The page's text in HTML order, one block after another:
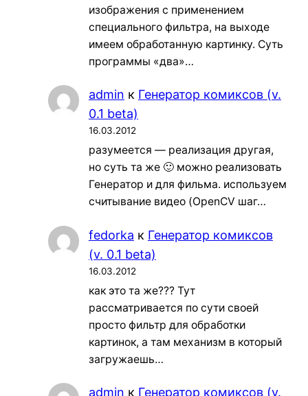
изображения с применением
специального фильтра, на выходе
имеем обработанную картинку. Суть
программы «два»…
admin к Генератор комиксов (v.
0.1 beta)
16.03.2012
разумеется — реализация другая,
но суть та же 🙂 можно реализовать
Генератор и для фильма. используем
считывание видео (OpenCV шаг…
fedorka к Генератор комиксов
(v. 0.1 beta)
16.03.2012
как это та же??? Тут
рассматривается по сути своей
просто фильтр для обработки
картинок, а там механизм в который
загружаешь…
admin к Генератор комиксов (v.